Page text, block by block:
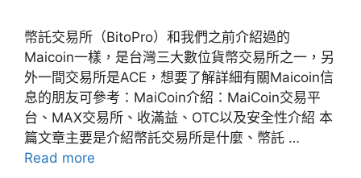
幣託交易所（BitoPro）和我們之前介紹過的
Maicoin一樣，是台灣三大數位貨幣交易所之一，另
外一間交易所是ACE，想要了解詳細有關Maicoin信
息的朋友可參考：MaiCoin介紹：MaiCoin交易平
台、MAX交易所、收滿益、OTC以及安全性介紹 本
篇文章主要是介紹幣託交易所是什麼、幣託 …
Read more